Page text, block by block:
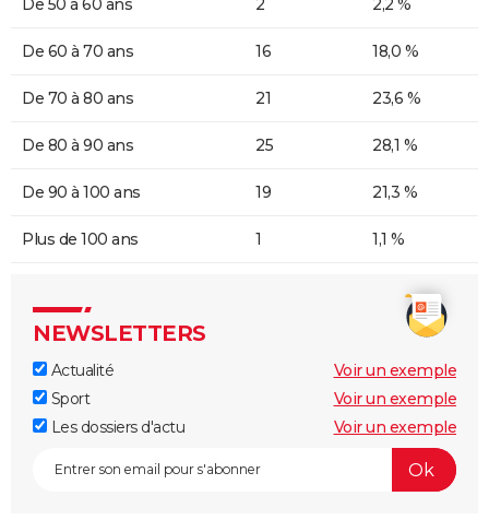
De 50 à 60 ans 2 2,2 %
De 60 à 70 ans 16 18,0 %
De 70 à 80 ans 21 23,6 %
De 80 à 90 ans 25 28,1 %
De 90 à 100 ans 19 21,3 %
Plus de 100 ans 1 1,1 %
NEWSLETTERS
Actualité
Voir un exemple
Sport
Voir un exemple
Les dossiers d'actu
Voir un exemple